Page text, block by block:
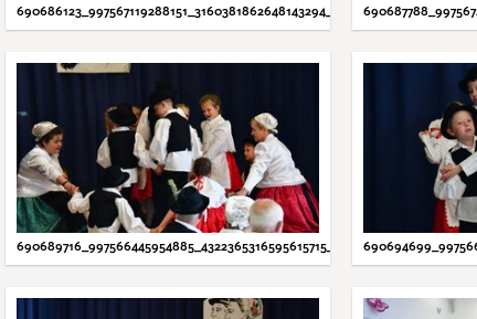
690686123_997567119288151_3160381862648143294_N.JPG
690689716_997566445954885_4322365316595615715_N.JPG